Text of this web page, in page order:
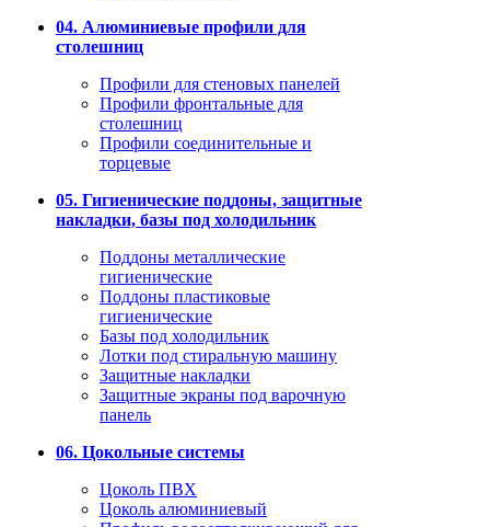
04. Алюминиевые профили для
столешниц
Профили для стеновых панелей
Профили фронтальные для
столешниц
Профили соединительные и
торцевые
05. Гигиенические поддоны, защитные
накладки, базы под холодильник
Поддоны металлические
гигиенические
Поддоны пластиковые
гигиенические
Базы под холодильник
Лотки под стиральную машину
Защитные накладки
Защитные экраны под варочную
панель
06. Цокольные системы
Цоколь ПВХ
Цоколь алюминиевый